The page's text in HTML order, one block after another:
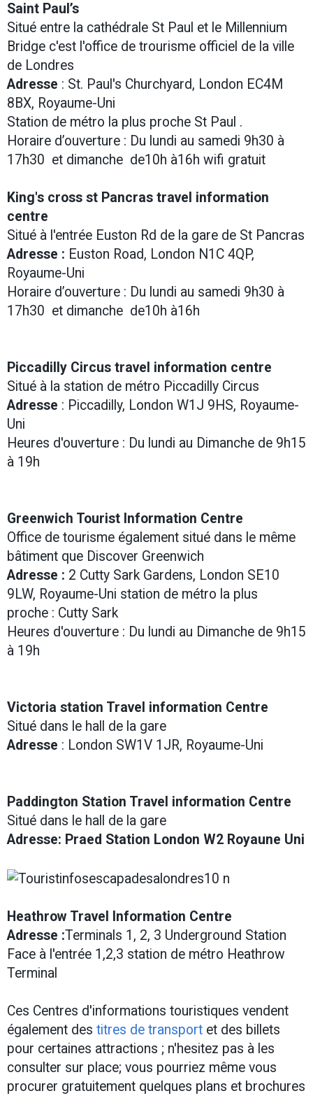
Saint Paul’s
Situé entre la cathédrale St Paul et le Millennium
Bridge c'est l'office de trourisme officiel de la ville
de Londres
Adresse : St. Paul's Churchyard, London EC4M
8BX, Royaume-Uni
Station de métro la plus proche St Paul .
Horaire d’ouverture : Du lundi au samedi 9h30 à
17h30 et dimanche de10h à16h wifi gratuit
King's cross st Pancras travel information
centre
Situé à l'entrée Euston Rd de la gare de St Pancras
Adresse : Euston Road, London N1C 4QP,
Royaume-Uni
Horaire d’ouverture : Du lundi au samedi 9h30 à
17h30 et dimanche de10h à16h
Piccadilly Circus travel information centre
Situé à la station de métro Piccadilly Circus
Adresse : Piccadilly, London W1J 9HS, Royaume-
Uni
Heures d'ouverture : Du lundi au Dimanche de 9h15
à 19h
Greenwich Tourist Information Centre
Office de tourisme également situé dans le même
bâtiment que Discover Greenwich
Adresse : 2 Cutty Sark Gardens, London SE10
9LW, Royaume-Uni station de métro la plus
proche : Cutty Sark
Heures d'ouverture : Du lundi au Dimanche de 9h15
à 19h
Victoria station Travel information Centre
Situé dans le hall de la gare
Adresse : London SW1V 1JR, Royaume-Uni
Paddington Station Travel information Centre
Situé dans le hall de la gare
Adresse: Praed Station London W2 Royaune Uni
Heathrow Travel Information Centre
Adresse :Terminals 1, 2, 3 Underground Station
Face à l'entrée 1,2,3 station de métro Heathrow
Terminal
Ces Centres d'informations touristiques vendent
également des titres de transport et des billets
pour certaines attractions ; n'hesitez pas à les
consulter sur place; vous pourriez même vous
procurer gratuitement quelques plans et brochures